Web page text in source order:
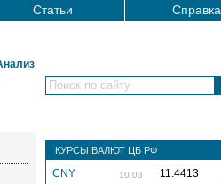
Статьи
Справка
Поиск по сайту
КУРСЫ ВАЛЮТ ЦБ РФ
CNY 10.03 11.4413